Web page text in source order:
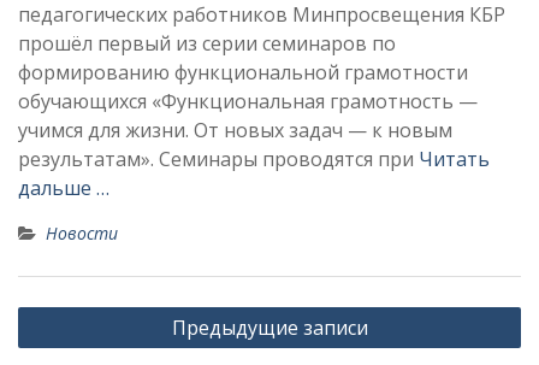
педагогических работников Минпросвещения КБР
прошёл первый из серии семинаров по
формированию функциональной грамотности
обучающихся «Функциональная грамотность —
учимся для жизни. От новых задач — к новым
результатам». Семинары проводятся при Читать
дальше …
Новости
Н
а
Предыдущие записи